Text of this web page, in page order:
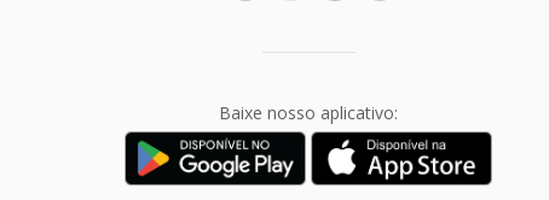
Baixe nosso aplicativo: